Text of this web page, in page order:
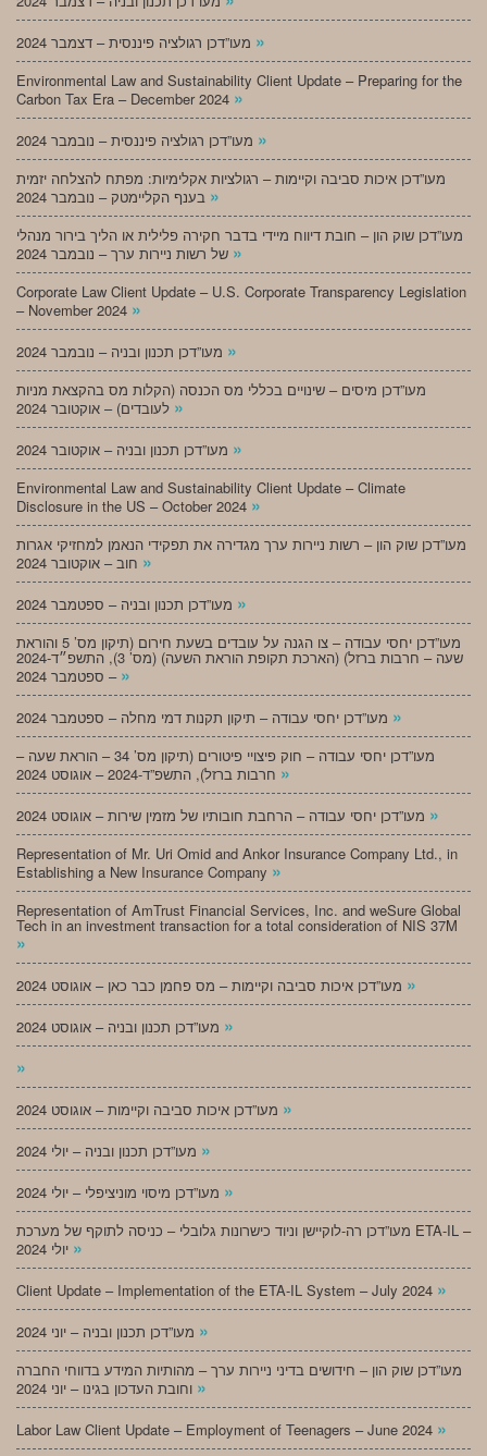
»
Environmental Law and Sustainability Client Update – Preparing for the
Carbon Tax Era – December 2024 »
»
מעו”דכן איכות סביבה וקיימות – רגולציות אקלימיות: מפתח להצלחה יזמית
»
מעו”דכן שוק הון – חובת דיווח מיידי בדבר חקירה פלילית או הליך בירור מנהלי
»
Corporate Law Client Update – U.S. Corporate Transparency Legislation
– November 2024 »
»
מעו”דכן מיסים – שינויים בכללי מס הכנסה (הקלות מס בהקצאת מניות
»
»
Environmental Law and Sustainability Client Update – Climate
Disclosure in the US – October 2024 »
מעו”דכן שוק הון – רשות ניירות ערך מגדירה את תפקידי הנאמן למחזיקי אגרות
»
»
מעו”דכן יחסי עבודה – צו הגנה על עובדים בשעת חירום (תיקון מס’ 5 והוראת
שעה – חרבות ברזל) (הארכת תקופת הוראת השעה) (מס’ 3), התשפ״ד-2024
– ספטמבר 2024 »
»
מעו”דכן יחסי עבודה – חוק פיצויי פיטורים (תיקון מס’ 34 – הוראת שעה –
»
»
Representation of Mr. Uri Omid and Ankor Insurance Company Ltd., in
Establishing a New Insurance Company »
Representation of AmTrust Financial Services, Inc. and weSure Global
Tech in an investment transaction for a total consideration of NIS 37M
»
»
»
»
»
»
»
מעו”דכן רה-לוקיישן וניוד כישרונות גלובלי – כניסה לתוקף של מערכת ETA-IL –
»
Client Update – Implementation of the ETA-IL System – July 2024 »
»
מעו”דכן שוק הון – חידושים בדיני ניירות ערך – מהותיות המידע בדווחי החברה
»
Labor Law Client Update – Employment of Teenagers – June 2024 »